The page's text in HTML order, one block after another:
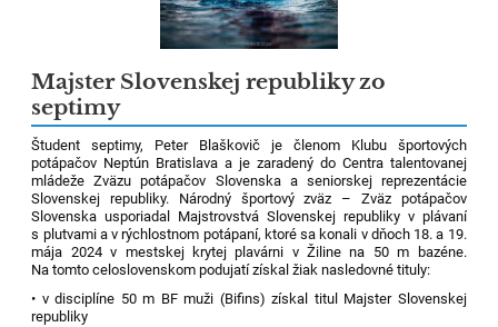
Majster Slovenskej republiky zo
septimy
Študent septimy, Peter Blaškovič je členom Klubu športových
potápačov Neptún Bratislava a je zaradený do Centra talentovanej
mládeže Zväzu potápačov Slovenska a seniorskej reprezentácie
Slovenskej republiky. Národný športový zväz – Zväz potápačov
Slovenska usporiadal Majstrovstvá Slovenskej republiky v plávaní
s plutvami a v rýchlostnom potápaní, ktoré sa konali v dňoch 18. a 19.
mája 2024 v mestskej krytej plavárni v Žiline na 50 m bazéne.
Na tomto celoslovenskom podujatí získal žiak nasledovné tituly:
• v disciplíne 50 m BF muži (Bifins) získal titul Majster Slovenskej
republiky